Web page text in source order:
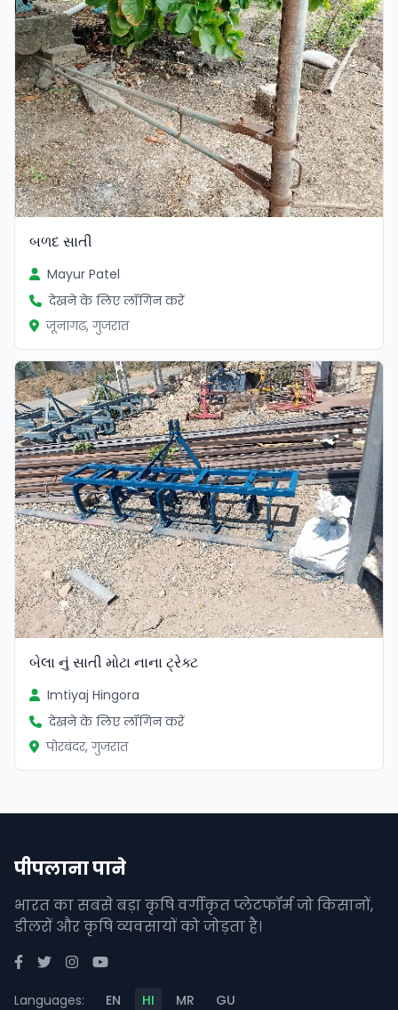
બળદ સાતી
Mayur Patel
देखने के लिए लॉगिन करें
जूनागढ़, गुजरात
सत्यापित
બેલા નું સાતી મોટા નાના ટ્રેક્ટ
Imtiyaj Hingora
देखने के लिए लॉगिन करें
पोरबंदर, गुजरात
पीपलाना पाने
भारत का सबसे बड़ा कृषि वर्गीकृत प्लेटफॉर्म जो किसानों,
डीलरों और कृषि व्यवसायों को जोड़ता है।
Languages: EN HI MR GU